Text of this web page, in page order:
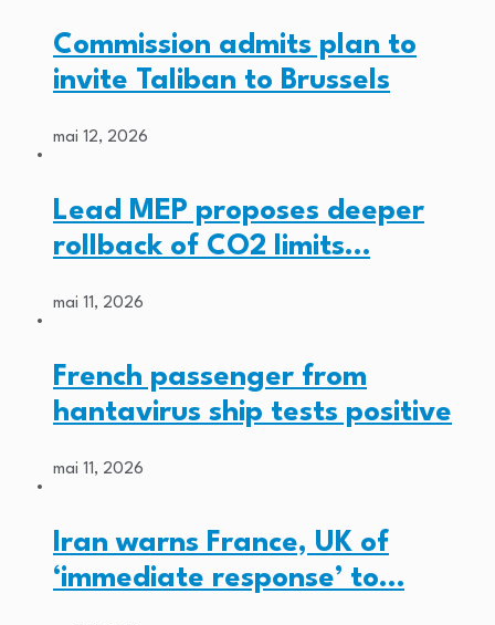
Commission admits plan to
invite Taliban to Brussels
mai 12, 2026
Lead MEP proposes deeper
rollback of CO2 limits…
mai 11, 2026
French passenger from
hantavirus ship tests positive
mai 11, 2026
Iran warns France, UK of
‘immediate response’ to…